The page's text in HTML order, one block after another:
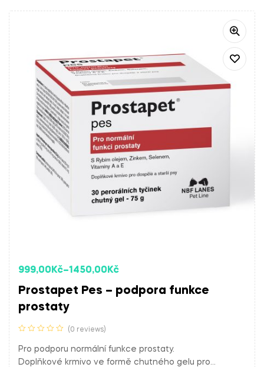
999,00Kč–1450,00Kč
Prostapet Pes – podpora funkce
prostaty
(0 reviews)
Pro podporu normální funkce prostaty.
Doplňkové krmivo ve formě chutného gelu pro